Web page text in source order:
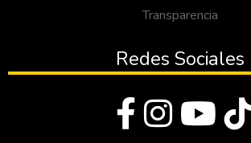
Transparencia
Redes Sociales